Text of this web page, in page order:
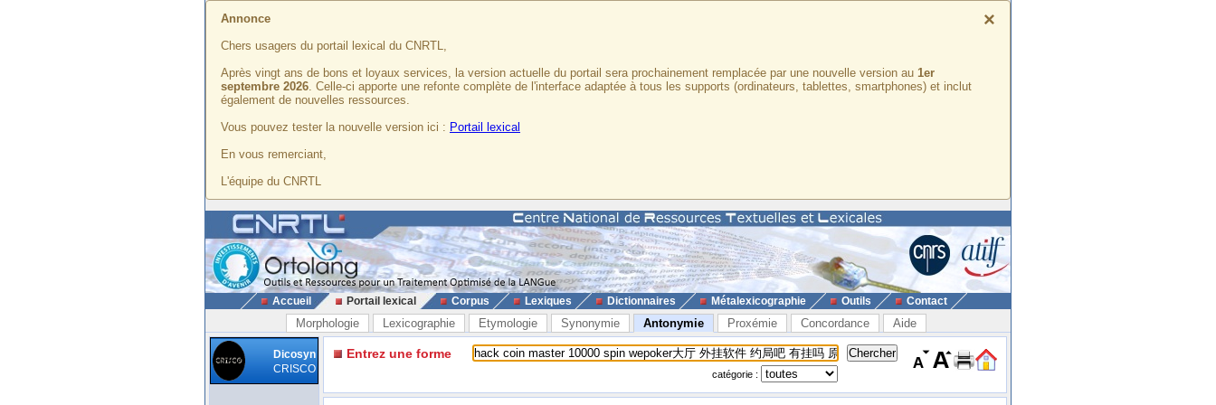
×
Annonce
Chers usagers du portail lexical du CNRTL,
Après vingt ans de bons et loyaux services, la version actuelle du portail sera prochainement remplacée par une nouvelle version au 1er
septembre 2026. Celle-ci apporte une refonte complète de l'interface adaptée à tous les supports (ordinateurs, tablettes, smartphones) et inclut
également de nouvelles ressources.
Vous pouvez tester la nouvelle version ici : Portail lexical
En vous remerciant,
L'équipe du CNRTL
Accueil Portail lexical Corpus Lexiques Dictionnaires Métalexicographie Outils Contact
Morphologie Lexicographie Etymologie Synonymie Antonymie Proxémie Concordance Aide
Dicosyn
CRISCO
Entrez une forme
catégorie :